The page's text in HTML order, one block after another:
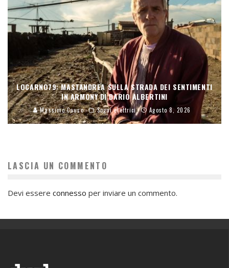
LOCARNO79: MASTANDREA SULLA STRADA DEI SENTIMENTI
IN ARMONY DI DARIO ALBERTINI
Massimo Causo Sogni elettrici Agosto 8, 2026
LASCIA UN COMMENTO
Devi essere connesso per inviare un commento.